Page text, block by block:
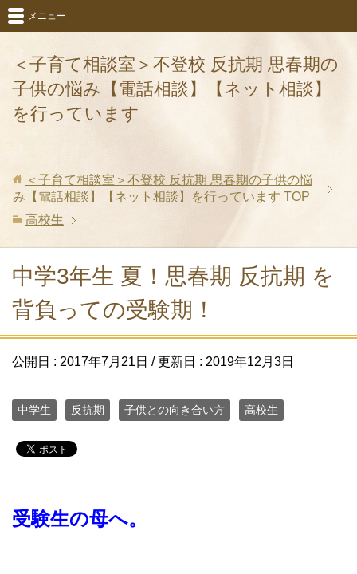
＜子育て相談室＞不登校 反抗期 思春期の
子供の悩み【電話相談】【ネット相談】
を行っています
メニュー
＜子育て相談室＞不登校 反抗期 思春期の子供の悩
み【電話相談】【ネット相談】を行っています TOP
高校生
中学3年生 夏！思春期 反抗期 を
背負っての受験期！
公開日 : 2017年7月21日 / 更新日 : 2019年12月3日
中学生 反抗期 子供との向き合い方 高校生
受験生の母へ。